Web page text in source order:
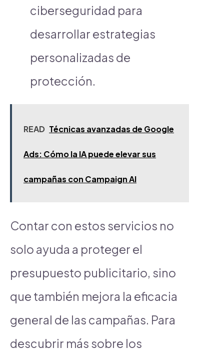
ciberseguridad para
desarrollar estrategias
personalizadas de
protección.
READ Técnicas avanzadas de Google
Ads: Cómo la IA puede elevar sus
campañas con Campaign AI
Contar con estos servicios no
solo ayuda a proteger el
presupuesto publicitario, sino
que también mejora la eficacia
general de las campañas. Para
descubrir más sobre los